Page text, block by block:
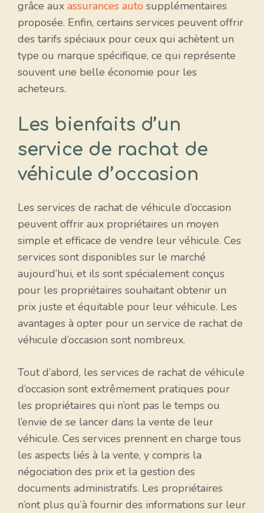
grâce aux assurances auto supplémentaires
proposée. Enfin, certains services peuvent offrir
des tarifs spéciaux pour ceux qui achètent un
type ou marque spécifique, ce qui représente
souvent une belle économie pour les
acheteurs.
Les bienfaits d’un
service de rachat de
véhicule d’occasion
Les services de rachat de véhicule d’occasion
peuvent offrir aux propriétaires un moyen
simple et efficace de vendre leur véhicule. Ces
services sont disponibles sur le marché
aujourd’hui, et ils sont spécialement conçus
pour les propriétaires souhaitant obtenir un
prix juste et équitable pour leur véhicule. Les
avantages à opter pour un service de rachat de
véhicule d’occasion sont nombreux.
Tout d’abord, les services de rachat de véhicule
d’occasion sont extrêmement pratiques pour
les propriétaires qui n’ont pas le temps ou
l’envie de se lancer dans la vente de leur
véhicule. Ces services prennent en charge tous
les aspects liés à la vente, y compris la
négociation des prix et la gestion des
documents administratifs. Les propriétaires
n’ont plus qu’à fournir des informations sur leur